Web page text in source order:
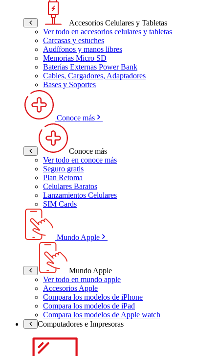
Accesorios Celulares y Tabletas
Ver todo en accesorios celulares y tabletas
Carcasas y estuches
Audífonos y manos libres
Memorias Micro SD
Baterías Externas Power Bank
Cables, Cargadores, Adaptadores
Bases y Soportes
Conoce más
Conoce más
Ver todo en conoce más
Seguro gratis
Plan Retoma
Celulares Baratos
Lanzamientos Celulares
SIM Cards
Mundo Apple
Mundo Apple
Ver todo en mundo apple
Accesorios Apple
Compara los modelos de iPhone
Compara los modelos de iPad
Compara los modelos de Apple watch
Computadores e Impresoras